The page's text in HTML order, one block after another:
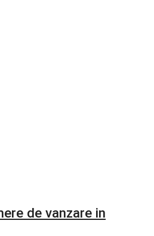
de vanzare in